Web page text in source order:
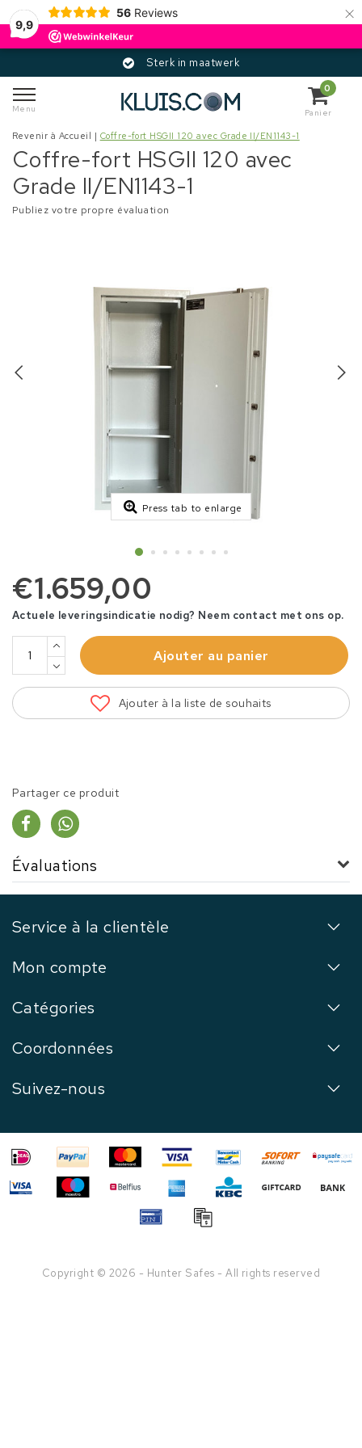
9,9
56 Reviews ×
Sterk in maatwerk
Menu
0
Panier
Revenir à Accueil | Coffre-fort HSGII 120 avec Grade II/EN1143-1
Coffre-fort HSGII 120 avec
Grade II/EN1143-1
Publiez votre propre évaluation
Press tab to enlarge
€1.659,00
Actuele leveringsindicatie nodig? Neem contact met ons op.
Ajouter au panier
Ajouter à la liste de souhaits
Partager ce produit
Évaluations
Service à la clientèle
Mon compte
Catégories
Coordonnées
Suivez-nous
Copyright © 2026 - Hunter Safes - All rights reserved